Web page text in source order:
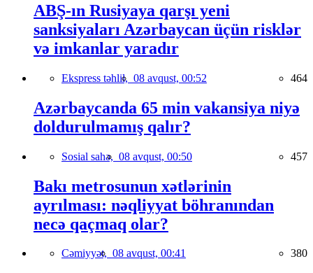
ABŞ-ın Rusiyaya qarşı yeni
sanksiyaları Azərbaycan üçün risklər
və imkanlar yaradır
Ekspress təhlil, 08 avqust, 00:52 464
Azərbaycanda 65 min vakansiya niyə
doldurulmamış qalır?
Sosial sahə, 08 avqust, 00:50 457
Bakı metrosunun xətlərinin
ayrılması: nəqliyyat böhranından
necə qaçmaq olar?
Cəmiyyət, 08 avqust, 00:41 380